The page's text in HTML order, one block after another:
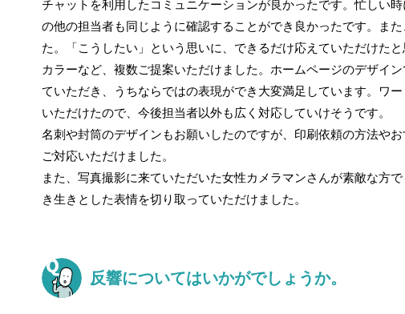
チャットを利用したコミュニケーションが良かったです。忙しい
の他の担当者も同じように確認することができ良かったです。ま
た。「こうしたい」という思いに、できるだけ応えていただけた
カラーなど、複数ご提案いただけました。ホームページのデザイ
ていただき、うちならではの表現ができ大変満足しています。ワ
いただけたので、今後担当者以外も広く対応していけそうです。
名刺や封筒のデザインもお願いしたのですが、印刷依頼の方法や
ご対応いただけました。
また、写真撮影に来ていただいた女性カメラマンさんが素敵な方
き生きとした表情を切り取っていただけました。
反響についてはいかがでしょうか。